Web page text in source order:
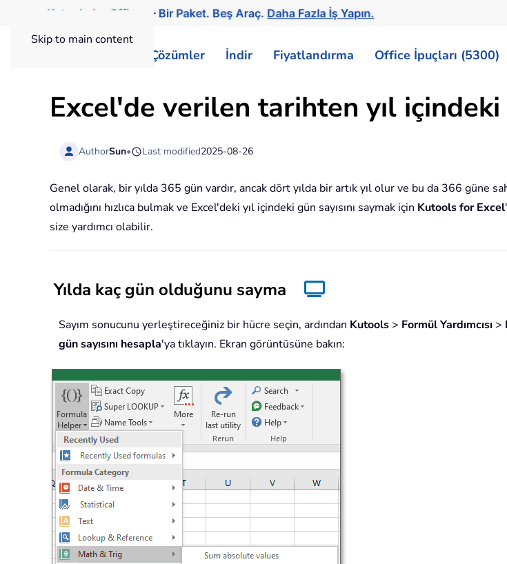
Skip to main content
Kutools for Office — Bir Paket. Beş Araç.Daha Fazla İş Yapın.
Çözümler İndir Fiyatlandırma Office İpuçları (5300)
Excel'de verilen tarihten yıl içindeki
AuthorSun• Last modified2025-08-26
Genel olarak, bir yılda 365 gün vardır, ancak dört yılda bir artık yıl olur ve bu da 366 güne
olmadığını hızlıca bulmak ve Excel'deki yıl içindeki gün sayısını saymak için Kutools for Excel
size yardımcı olabilir.
Yılda kaç gün olduğunu sayma
Sayım sonucunu yerleştireceğiniz bir hücre seçin, ardından Kutools > Formül Yardımcısı >
gün sayısını hesapla'ya tıklayın. Ekran görüntüsüne bakın: